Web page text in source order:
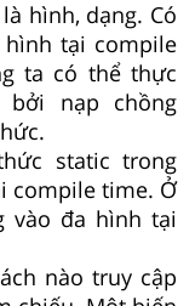
hình, dạng. Có
tại compile
ta có thể thực
nạp chồng
static trong
compile time. Ở
vào đa hình tại
nào truy cập